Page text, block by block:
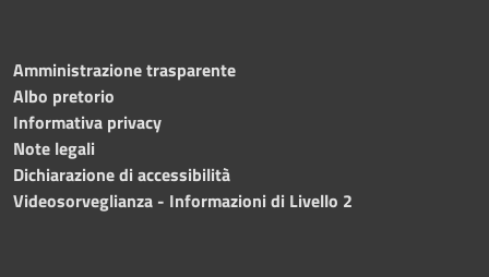
Amministrazione trasparente
Albo pretorio
Informativa privacy
Note legali
Dichiarazione di accessibilità
Videosorveglianza - Informazioni di Livello 2